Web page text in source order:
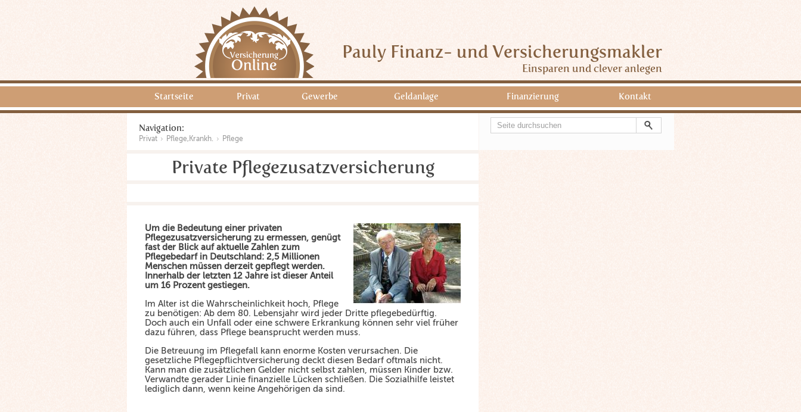
Pauly Finanz- und Versicherungsmakler
Einsparen und clever anlegen
Startseite Privat Gewerbe Geldanlage Finanzierung Kontakt
Navigation:
Privat Pflege,Krankh. Pflege
Private Pflegezusatzversicherung
Um die Bedeutung einer privaten
Pflegezusatzversicherung zu ermessen, genügt
fast der Blick auf aktuelle Zahlen zum
Pflegebedarf in Deutschland: 2,5 Millionen
Menschen müssen derzeit gepflegt werden.
Innerhalb der letzten 12 Jahre ist dieser Anteil
um 16 Prozent gestiegen.
Im Alter ist die Wahrscheinlichkeit hoch, Pflege
zu benötigen: Ab dem 80. Lebensjahr wird jeder Dritte pflegebedürftig.
Doch auch ein Unfall oder eine schwere Erkrankung können sehr viel früher
dazu führen, dass Pflege beansprucht werden muss.
Die Betreuung im Pflegefall kann enorme Kosten verursachen. Die
gesetzliche Pflegepflichtversicherung deckt diesen Bedarf oftmals nicht.
Kann man die zusätzlichen Gelder nicht selbst zahlen, müssen Kinder bzw.
Verwandte gerader Linie finanzielle Lücken schließen. Die Sozialhilfe leistet
lediglich dann, wenn keine Angehörigen da sind.